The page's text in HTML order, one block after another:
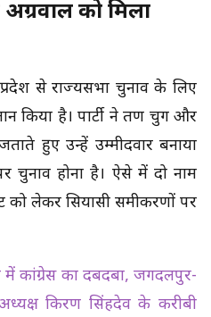
को मिला
प्रदेश से राज्यसभा चुनाव के लिए
किया है। पार्टी ने तरुण चुग और
हुए उन्हें उम्मीदवार बनाया
चुनाव होना है। ऐसे में दो नाम
को लेकर सियासी समीकरणों पर
में कांग्रेस का दबदबा, जगदलपुर-
किरण सिंहदेव के करीबी